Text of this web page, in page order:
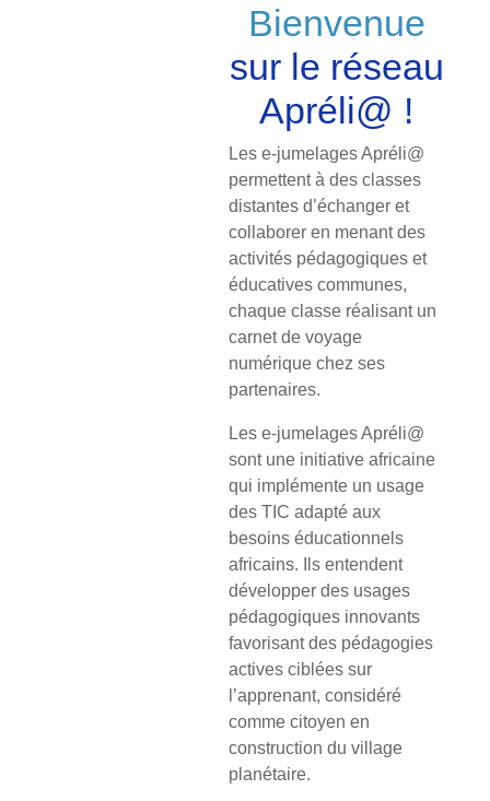
Bienvenue
sur le réseau
Apréli@ !
Les e-jumelages Apréli@
permettent à des classes
distantes d’échanger et
collaborer en menant des
activités pédagogiques et
éducatives communes,
chaque classe réalisant un
carnet de voyage
numérique chez ses
partenaires.
Les e-jumelages Apréli@
sont une initiative africaine
qui implémente un usage
des TIC adapté aux
besoins éducationnels
africains. Ils entendent
développer des usages
pédagogiques innovants
favorisant des pédagogies
actives ciblées sur
l’apprenant, considéré
comme citoyen en
construction du village
planétaire.